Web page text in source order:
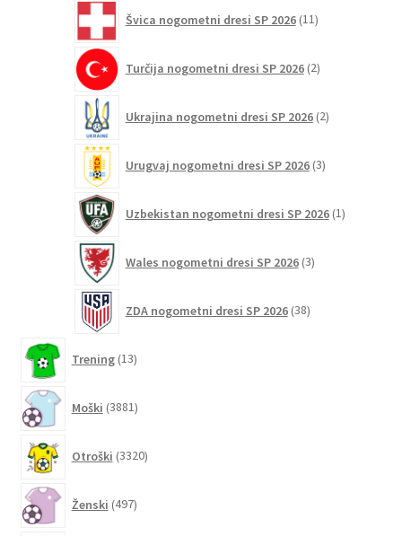
Švica nogometni dresi SP 2026 11izdelkov
Turčija nogometni dresi SP 2026 2izdelka
Ukrajina nogometni dresi SP 2026 2izdelka
Urugvaj nogometni dresi SP 2026 3izdelki
Uzbekistan nogometni dresi SP 2026 1izdelek
Wales nogometni dresi SP 2026 3izdelki
ZDA nogometni dresi SP 2026 38izdelkov
Trening 13izdelkov
Moški 3881izdelkov
Otroški 3320izdelkov
Ženski 497izdelkov